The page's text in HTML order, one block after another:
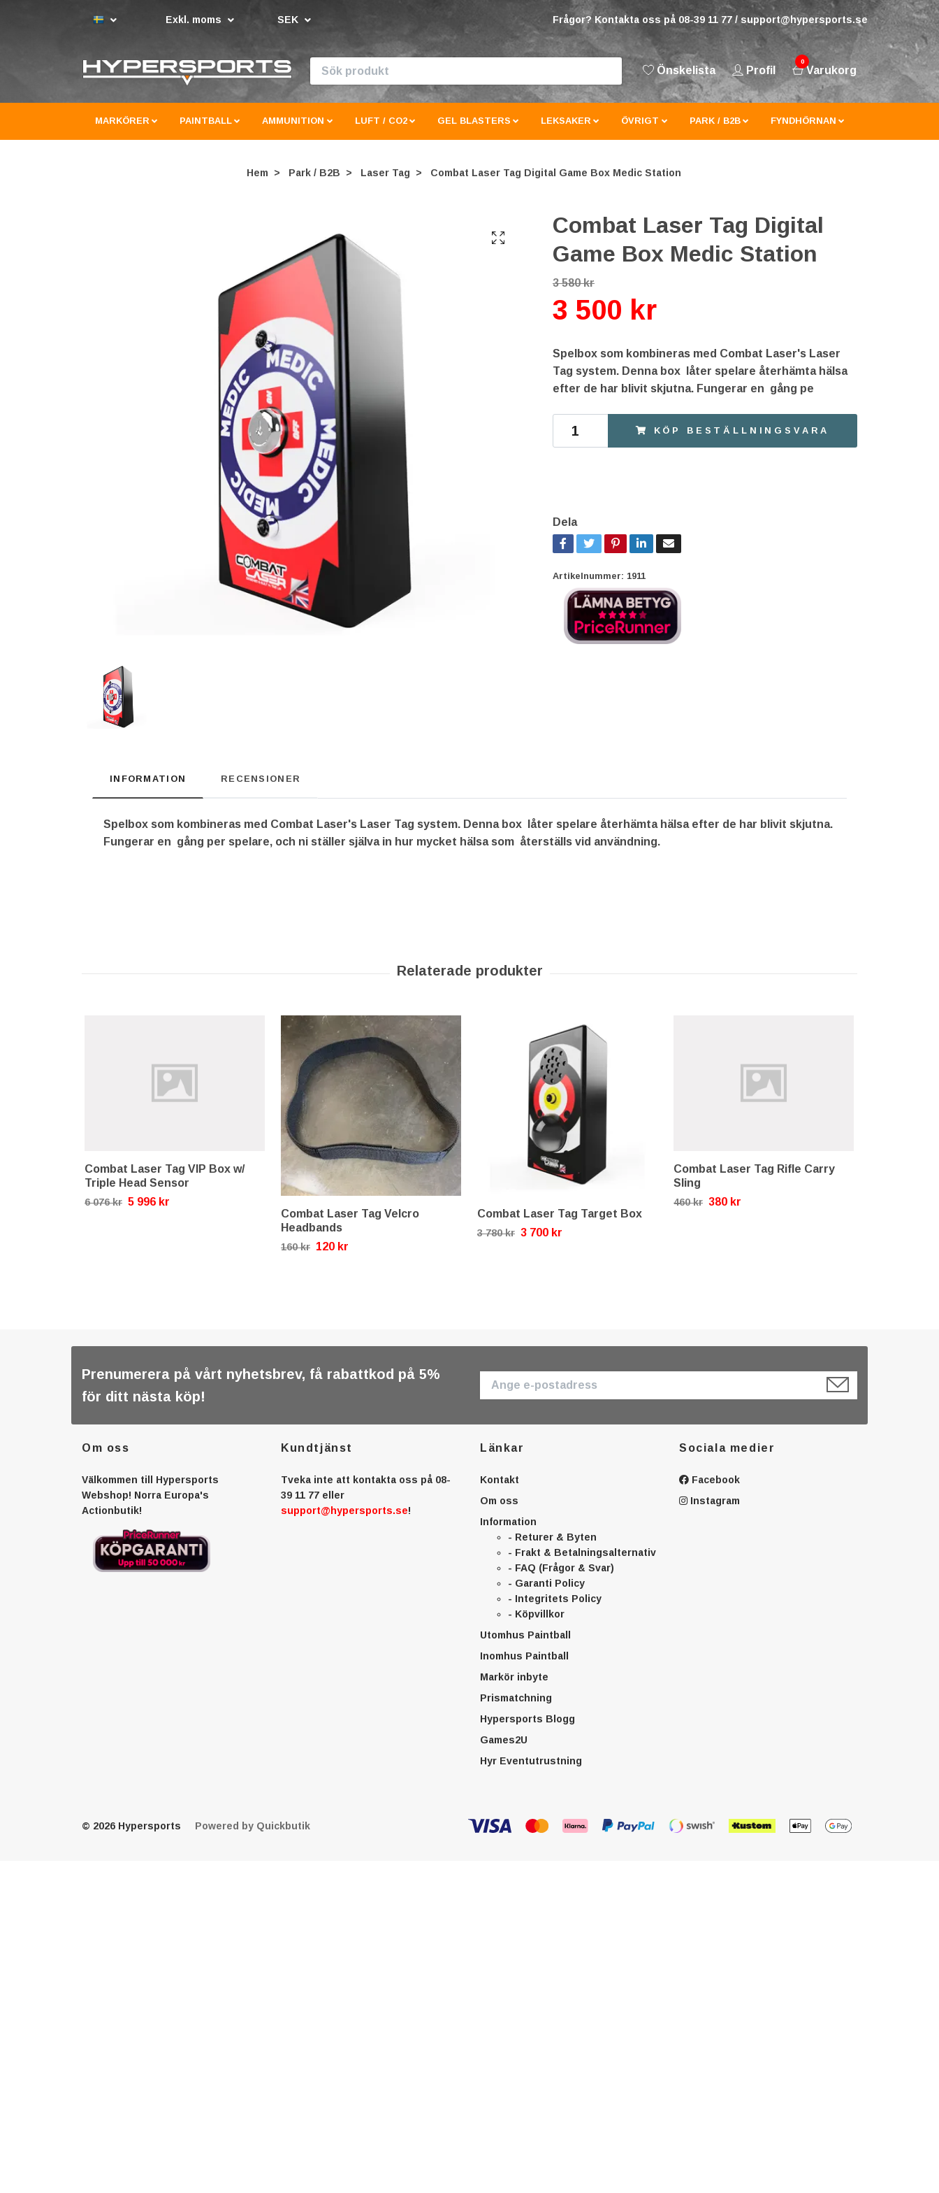
Exkl. moms SEK Frågor? Kontakta oss på 08-39 11 77 / support@hypersports.se
Önskelista Profil
0
Varukorg
MARKÖRER PAINTBALL AMMUNITION LUFT / CO2 GEL BLASTERS LEKSAKER ÖVRIGT PARK / B2B FYNDHÖRNAN
Hem Park / B2B Laser Tag Combat Laser Tag Digital Game Box Medic Station
Combat Laser Tag Digital
Game Box Medic Station
3 580 kr
3 500 kr
Spelbox som kombineras med Combat Laser's Laser
Tag system. Denna box låter spelare återhämta hälsa
efter de har blivit skjutna. Fungerar en gång pe
KÖP BESTÄLLNINGSVARA
Dela
Artikelnummer: 1911
INFORMATION RECENSIONER
Spelbox som kombineras med Combat Laser's Laser Tag system. Denna box låter spelare återhämta hälsa efter de har blivit skjutna.
Fungerar en gång per spelare, och ni ställer själva in hur mycket hälsa som återställs vid användning.
Combat Laser Tag VIP Box w/
Triple Head Sensor
6 076 kr 5 996 kr
Combat Laser Tag Velcro
Headbands
160 kr 120 kr
Combat Laser Tag Target Box
3 780 kr 3 700 kr
Combat Laser Tag Rifle Carry
Sling
460 kr 380 kr
Prenumerera på vårt nyhetsbrev, få rabattkod på 5%
för ditt nästa köp!
Om oss
Välkommen till Hypersports
Webshop! Norra Europa's
Actionbutik!
Kundtjänst
Tveka inte att kontakta oss på 08-
39 11 77 eller
support@hypersports.se!
Länkar
Kontakt
Om oss
Information
- Returer & Byten
- Frakt & Betalningsalternativ
- FAQ (Frågor & Svar)
- Garanti Policy
- Integritets Policy
- Köpvillkor
Utomhus Paintball
Inomhus Paintball
Markör inbyte
Prismatchning
Hypersports Blogg
Games2U
Hyr Eventutrustning
Sociala medier
Facebook
Instagram
© 2026 Hypersports Powered by Quickbutik